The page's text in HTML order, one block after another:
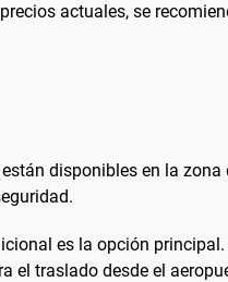
actuales, se
disponibles en la zona
es la opción principal.
el traslado desde el